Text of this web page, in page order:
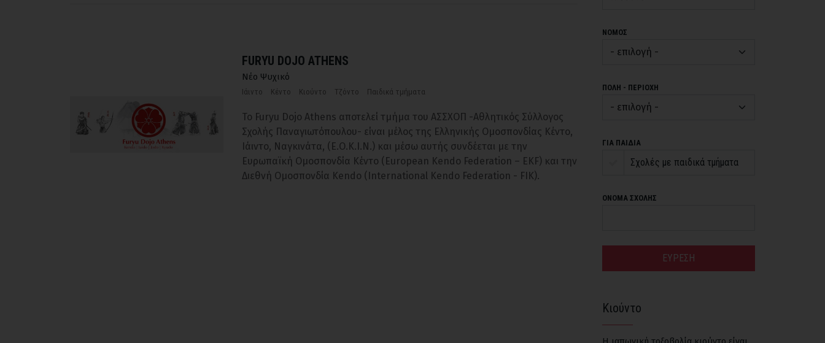
FURYU DOJO ATHENS
Νέο Ψυχικό
Ιάιντο Κέντο Κιούντο Τζόντο Παιδικά τμήματα
Το Furyu Dojo Athens αποτελεί τμήμα του ΑΣΣΧΟΠ -Αθλητικός Σύλλογος
Σχολής Παναγιωτόπουλου- είναι μέλος της Ελληνικής Ομοσπονδίας Κέντο,
Ιάιντο, Ναγκινάτα, (Ε.Ο.Κ.Ι.Ν.) και μέσω αυτής συνδέεται με την
Ευρωπαϊκή Ομοσπονδία Κέντο (European Kendo Federation – EKF) και την
Διεθνή Ομοσπονδία Kendo (International Kendo Federation - FIK).
ΝΟΜΟΣ
ΠΟΛΗ - ΠΕΡΙΟΧΗ
ΓΙΑ ΠΑΙΔΙΑ
Σχολές με παιδικά τμήματα
ΟΝΟΜΑ ΣΧΟΛΗΣ
ΕΥΡΕΣΗ
Κιούντο